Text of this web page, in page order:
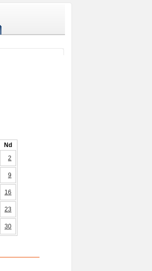
Nd
2
9
16
23
30